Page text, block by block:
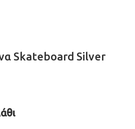
Skateboard Silver